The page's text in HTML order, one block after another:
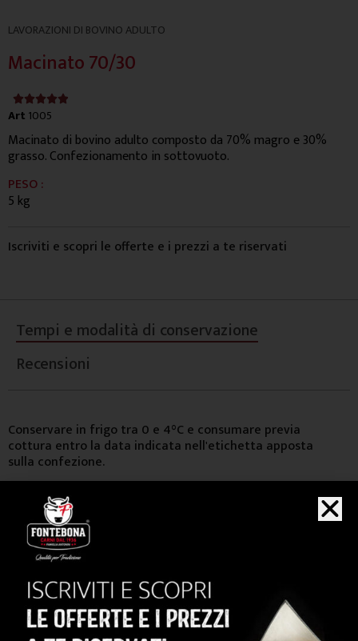
LAVORAZIONI DI BOVINO ADULTO
Macinato 70/30

Art 1005
Macinato di bovino adulto composto da 70% magro e 30%
grasso. Confezionamento in sottovuoto.
PESO :
5 kg
Iscriviti e scopri le offerte e i prezzi a te riservati
Tempi e modalità di conservazione
Recensioni
Conservare in frigo tra 0 e 4°C e consumare previa
cottura entro la data indicata nell'etichetta apposta
sulla confezione.